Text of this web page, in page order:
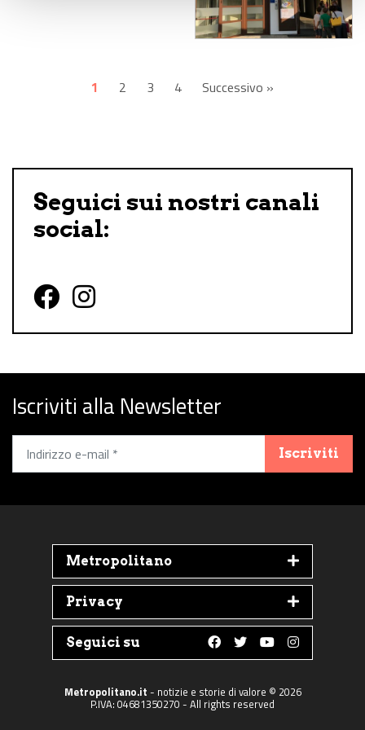
1 2 3 4 Successivo »
Seguici sui nostri canali
social:
Follow us on Facebook
Follow us on Instagram
Iscriviti alla Newsletter
Iscriviti
Metropolitano
Privacy
Seguici su
Follow us on
Follow us on
Follow us on
Follow us
Metropolitano.it - notizie e storie di valore © 2026
P.IVA: 04681350270 - All rights reserved